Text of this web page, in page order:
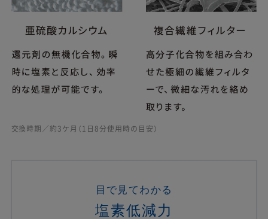
交換時期／約3ケ月（1日8分使用時の目安）
目で見てわかる
塩素低減力